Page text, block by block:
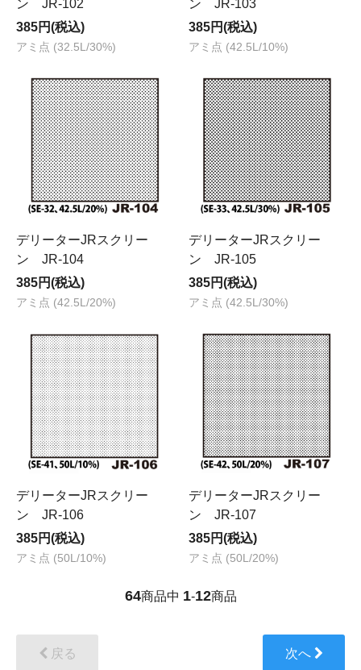
ン JR-102
385円(税込)
アミ点 (32.5L/30%)
ン JR-103
385円(税込)
アミ点 (42.5L/10%)
デリーターJRスクリー
ン JR-104
385円(税込)
アミ点 (42.5L/20%)
デリーターJRスクリー
ン JR-105
385円(税込)
アミ点 (42.5L/30%)
デリーターJRスクリー
ン JR-106
385円(税込)
アミ点 (50L/10%)
デリーターJRスクリー
ン JR-107
385円(税込)
アミ点 (50L/20%)
64商品中 1-12商品
戻る 次へ